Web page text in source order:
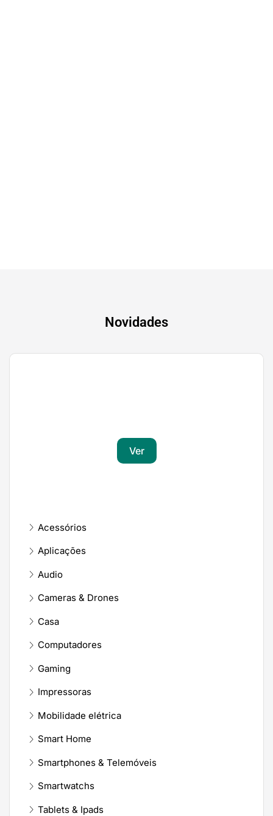
Novidades
Ver
Acessórios
Aplicações
Audio
Cameras & Drones
Casa
Computadores
Gaming
Impressoras
Mobilidade elétrica
Smart Home
Smartphones & Telemóveis
Smartwatchs
Tablets & Ipads